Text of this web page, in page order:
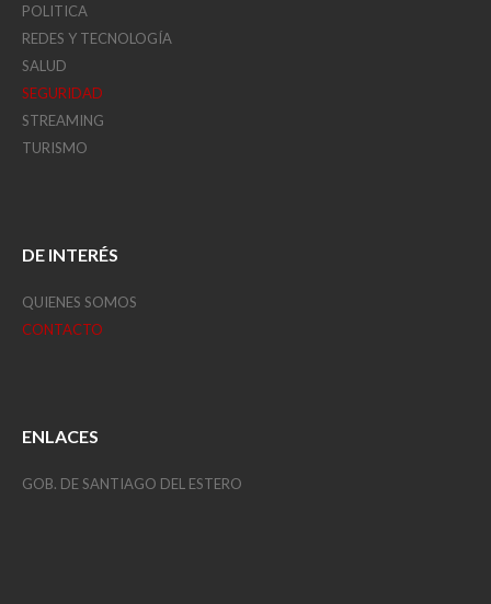
POLITICA
REDES Y TECNOLOGÍA
SALUD
SEGURIDAD
STREAMING
TURISMO
DE INTERÉS
QUIENES SOMOS
CONTACTO
ENLACES
GOB. DE SANTIAGO DEL ESTERO